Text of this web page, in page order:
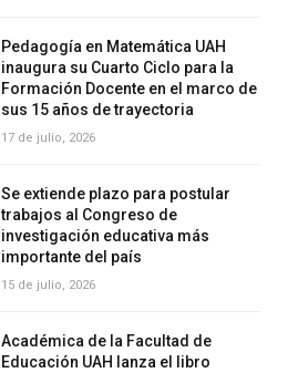
Pedagogía en Matemática UAH
inaugura su Cuarto Ciclo para la
Formación Docente en el marco de
sus 15 años de trayectoria
17 de julio, 2026
Se extiende plazo para postular
trabajos al Congreso de
investigación educativa más
importante del país
15 de julio, 2026
Académica de la Facultad de
Educación UAH lanza el libro